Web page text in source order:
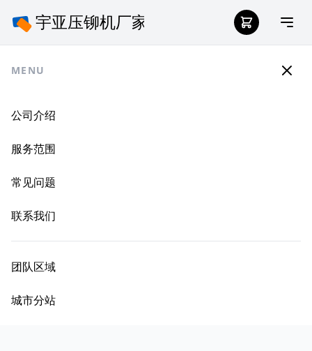
MENU
公司介绍
服务范围
常见问题
联系我们
团队区域
城市分站